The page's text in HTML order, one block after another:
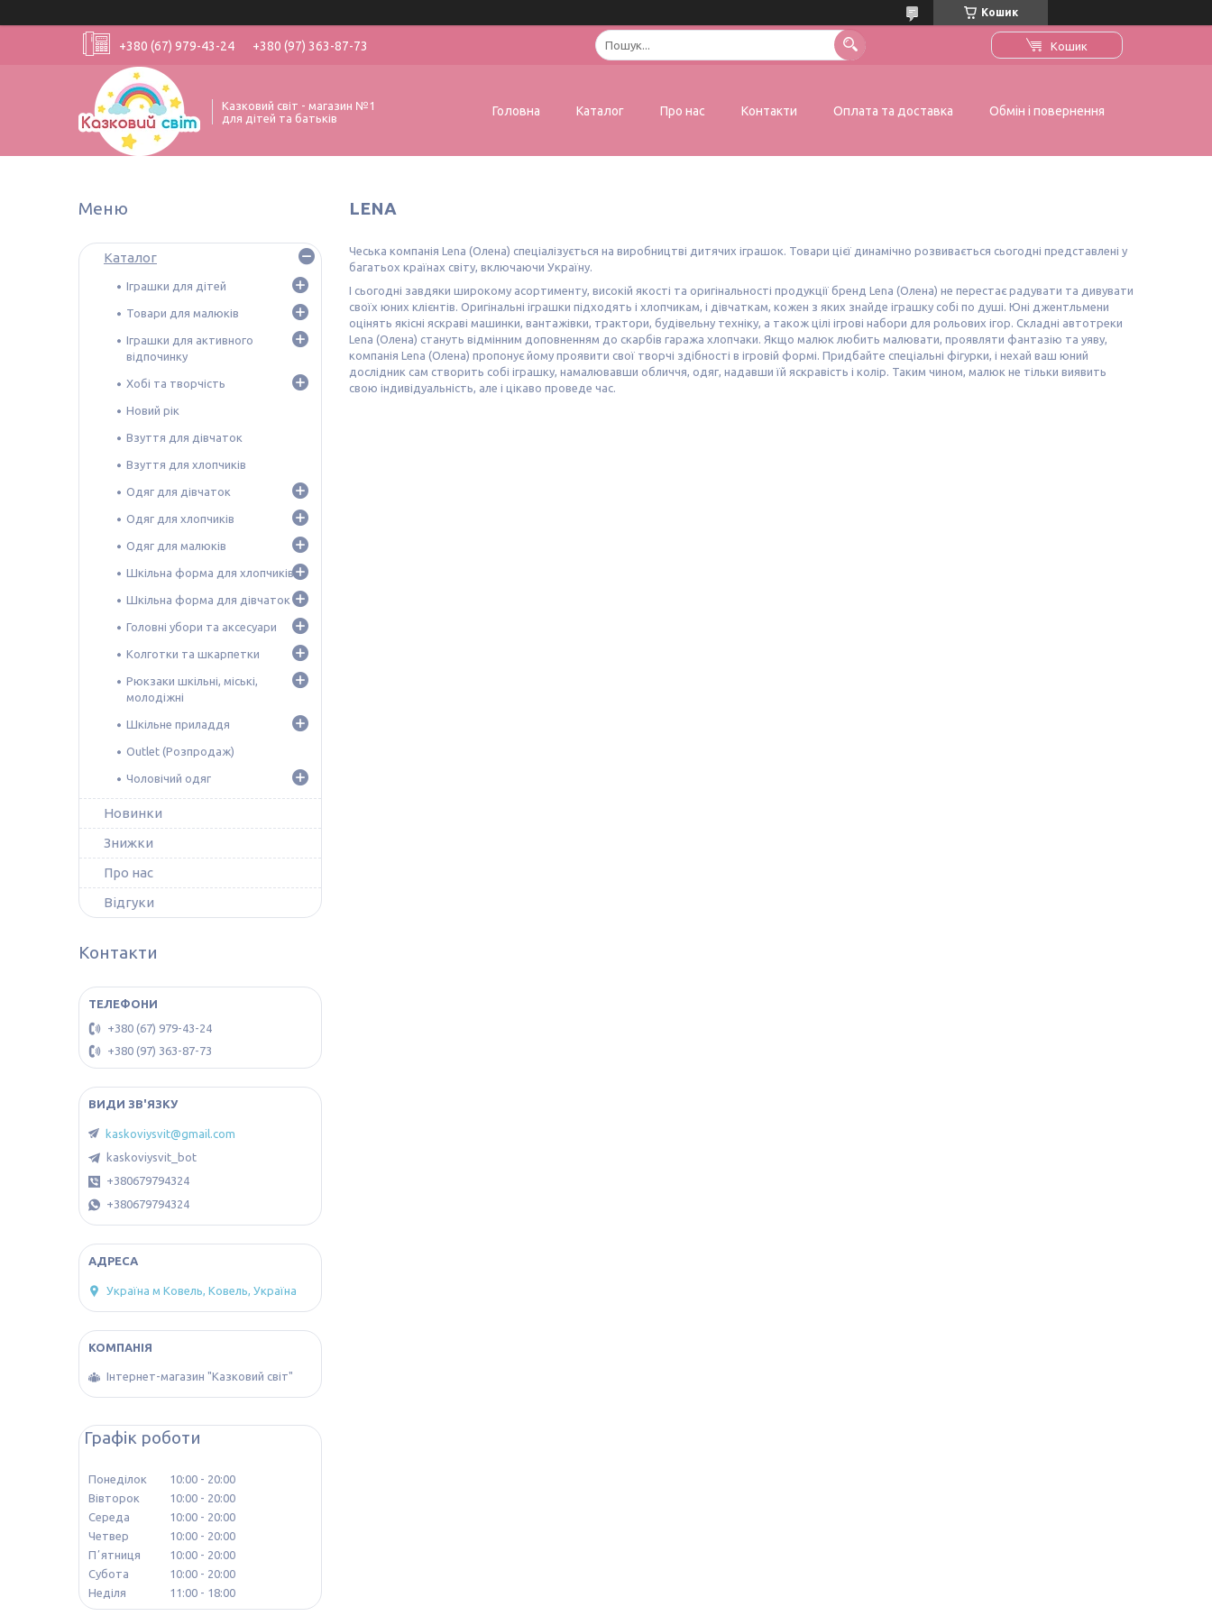
Кошик
+380 (67) 979-43-24 +380 (97) 363-87-73 Кошик
Казковий світ - магазин №1
для дітей та батьків
Головна Каталог Про нас Контакти Оплата та доставка Обмін і повернення
LENA
Чеська компанія Lena (Олена) спеціалізується на виробництві дитячих іграшок. Товари цієї динамічно розвивається сьогодні представлені у
багатьох країнах світу, включаючи Україну.
І сьогодні завдяки широкому асортименту, високій якості та оригінальності продукції бренд Lena (Олена) не перестає радувати та дивувати
своїх юних клієнтів. Оригінальні іграшки підходять і хлопчикам, і дівчаткам, кожен з яких знайде іграшку собі по душі. Юні джентльмени
оцінять якісні яскраві машинки, вантажівки, трактори, будівельну техніку, а також цілі ігрові набори для рольових ігор. Складні автотреки
Lena (Олена) стануть відмінним доповненням до скарбів гаража хлопчаки. Якщо малюк любить малювати, проявляти фантазію та уяву,
компанія Lena (Олена) пропонує йому проявити свої творчі здібності в ігровій формі. Придбайте спеціальні фігурки, і нехай ваш юний
дослідник сам створить собі іграшку, намалювавши обличчя, одяг, надавши їй яскравість і колір. Таким чином, малюк не тільки виявить
свою індивідуальність, але і цікаво проведе час.
Каталог
Іграшки для дітей
Товари для малюків
Іграшки для активного
відпочинку
Хобі та творчість
Новий рік
Взуття для дівчаток
Взуття для хлопчиків
Одяг для дівчаток
Одяг для хлопчиків
Одяг для малюків
Шкільна форма для хлопчиків
Шкільна форма для дівчаток
Головні убори та аксесуари
Колготки та шкарпетки
Рюкзаки шкільні, міські,
молодіжні
Шкільне приладдя
Outlet (Розпродаж)
Чоловічий одяг
Новинки
Знижки
Про нас
Відгуки
Контакти
+380 (67) 979-43-24
+380 (97) 363-87-73
kaskoviysvit@gmail.com
kaskoviysvit_bot
+380679794324
+380679794324
Україна м Ковель, Ковель, Україна
Інтернет-магазин "Казковий світ"
Графік роботи
Понеділок 10:00
20:00
Вівторок
10:00
20:00
Середа
10:00
20:00
Четвер
10:00
20:00
Пʼятниця
10:00
20:00
Субота
10:00
20:00
Неділя
11:00 18:00